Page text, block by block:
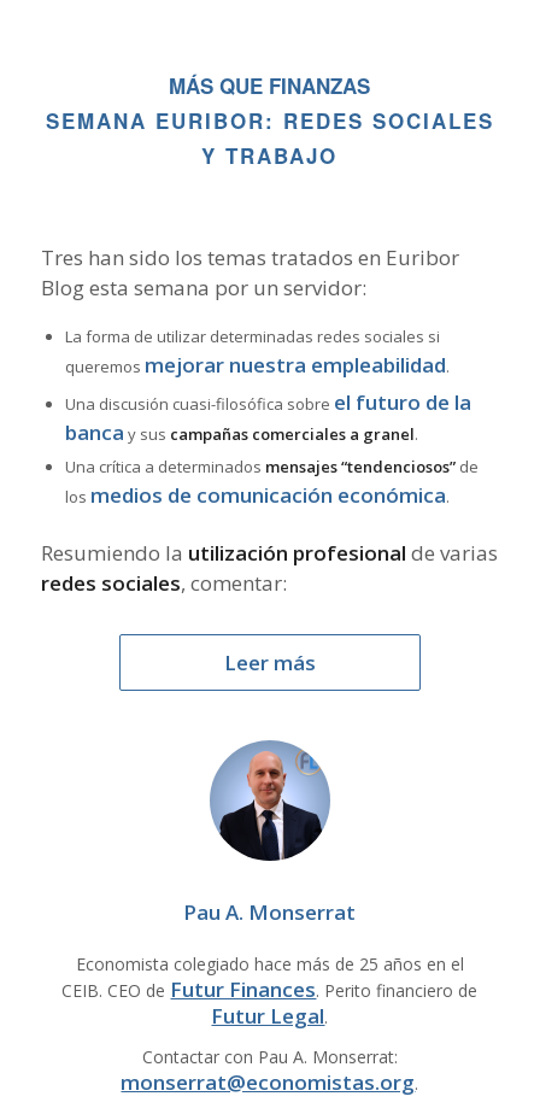
MÁS QUE FINANZAS
SEMANA EURIBOR: REDES SOCIALES
Y TRABAJO
Tres han sido los temas tratados en Euribor
Blog esta semana por un servidor:
La forma de utilizar determinadas redes sociales si
queremos mejorar nuestra empleabilidad.
Una discusión cuasi-filosófica sobre el futuro de la
banca y sus campañas comerciales a granel.
Una crítica a determinados mensajes “tendenciosos”de
los medios de comunicación económica.
Resumiendo la utilización profesional de varias
redes sociales, comentar:
Leer más
Pau A. Monserrat
Economista colegiado hace más de 25 años en el
CEIB. CEO de Futur Finances. Perito financiero de
Futur Legal.
Contactar con Pau A. Monserrat:
monserrat@economistas.org.